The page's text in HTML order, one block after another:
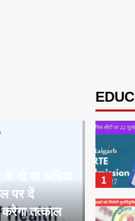
दो या अधिक
पर दें
करेगा तत्काल
5
1